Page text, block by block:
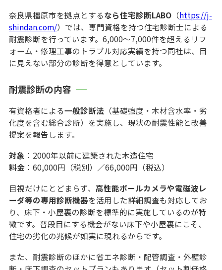
奈良県橿原市を拠点とするなら住宅診断LABO（https://j-
shindan.com/）では、専門資格を持つ住宅診断士による
耐震診断を行っています。6,000〜7,000件を超えるリフ
ォーム・修理工事のトラブル対応実績を持つ同社は、目
に見えない部分の診断を得意としています。
耐震診断の内容
有資格者による一般診断法 （基礎強度・木材含水率・劣
化度を含む総合診断）を実施し、現状の耐震性能と改善
提案を報告します。
対象 ：2000年以前に建築された木造住宅
料金：60,000円（税別）／66,000円（税込）
目視だけにとどまらず、 高性能ポールカメラや電磁波レ
ーダ等の専用診断機器を活用した詳細調査も対応してお
り、床下・小屋裏の診断を標準的に実施しているのが特
徴です。普段目にする機会がない床下や小屋裏にこそ、
住宅の劣化の兆候が如実に現れるからです。
また、耐震診断のほかに省エネ診断・配管調査・外壁診